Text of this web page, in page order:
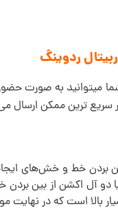
ردوینگ
میتوانید به صورت
سریع ترین ممکن ارسال
بردن خط و خش‌های
یا دو آل اکشن از بین
بالا است که در